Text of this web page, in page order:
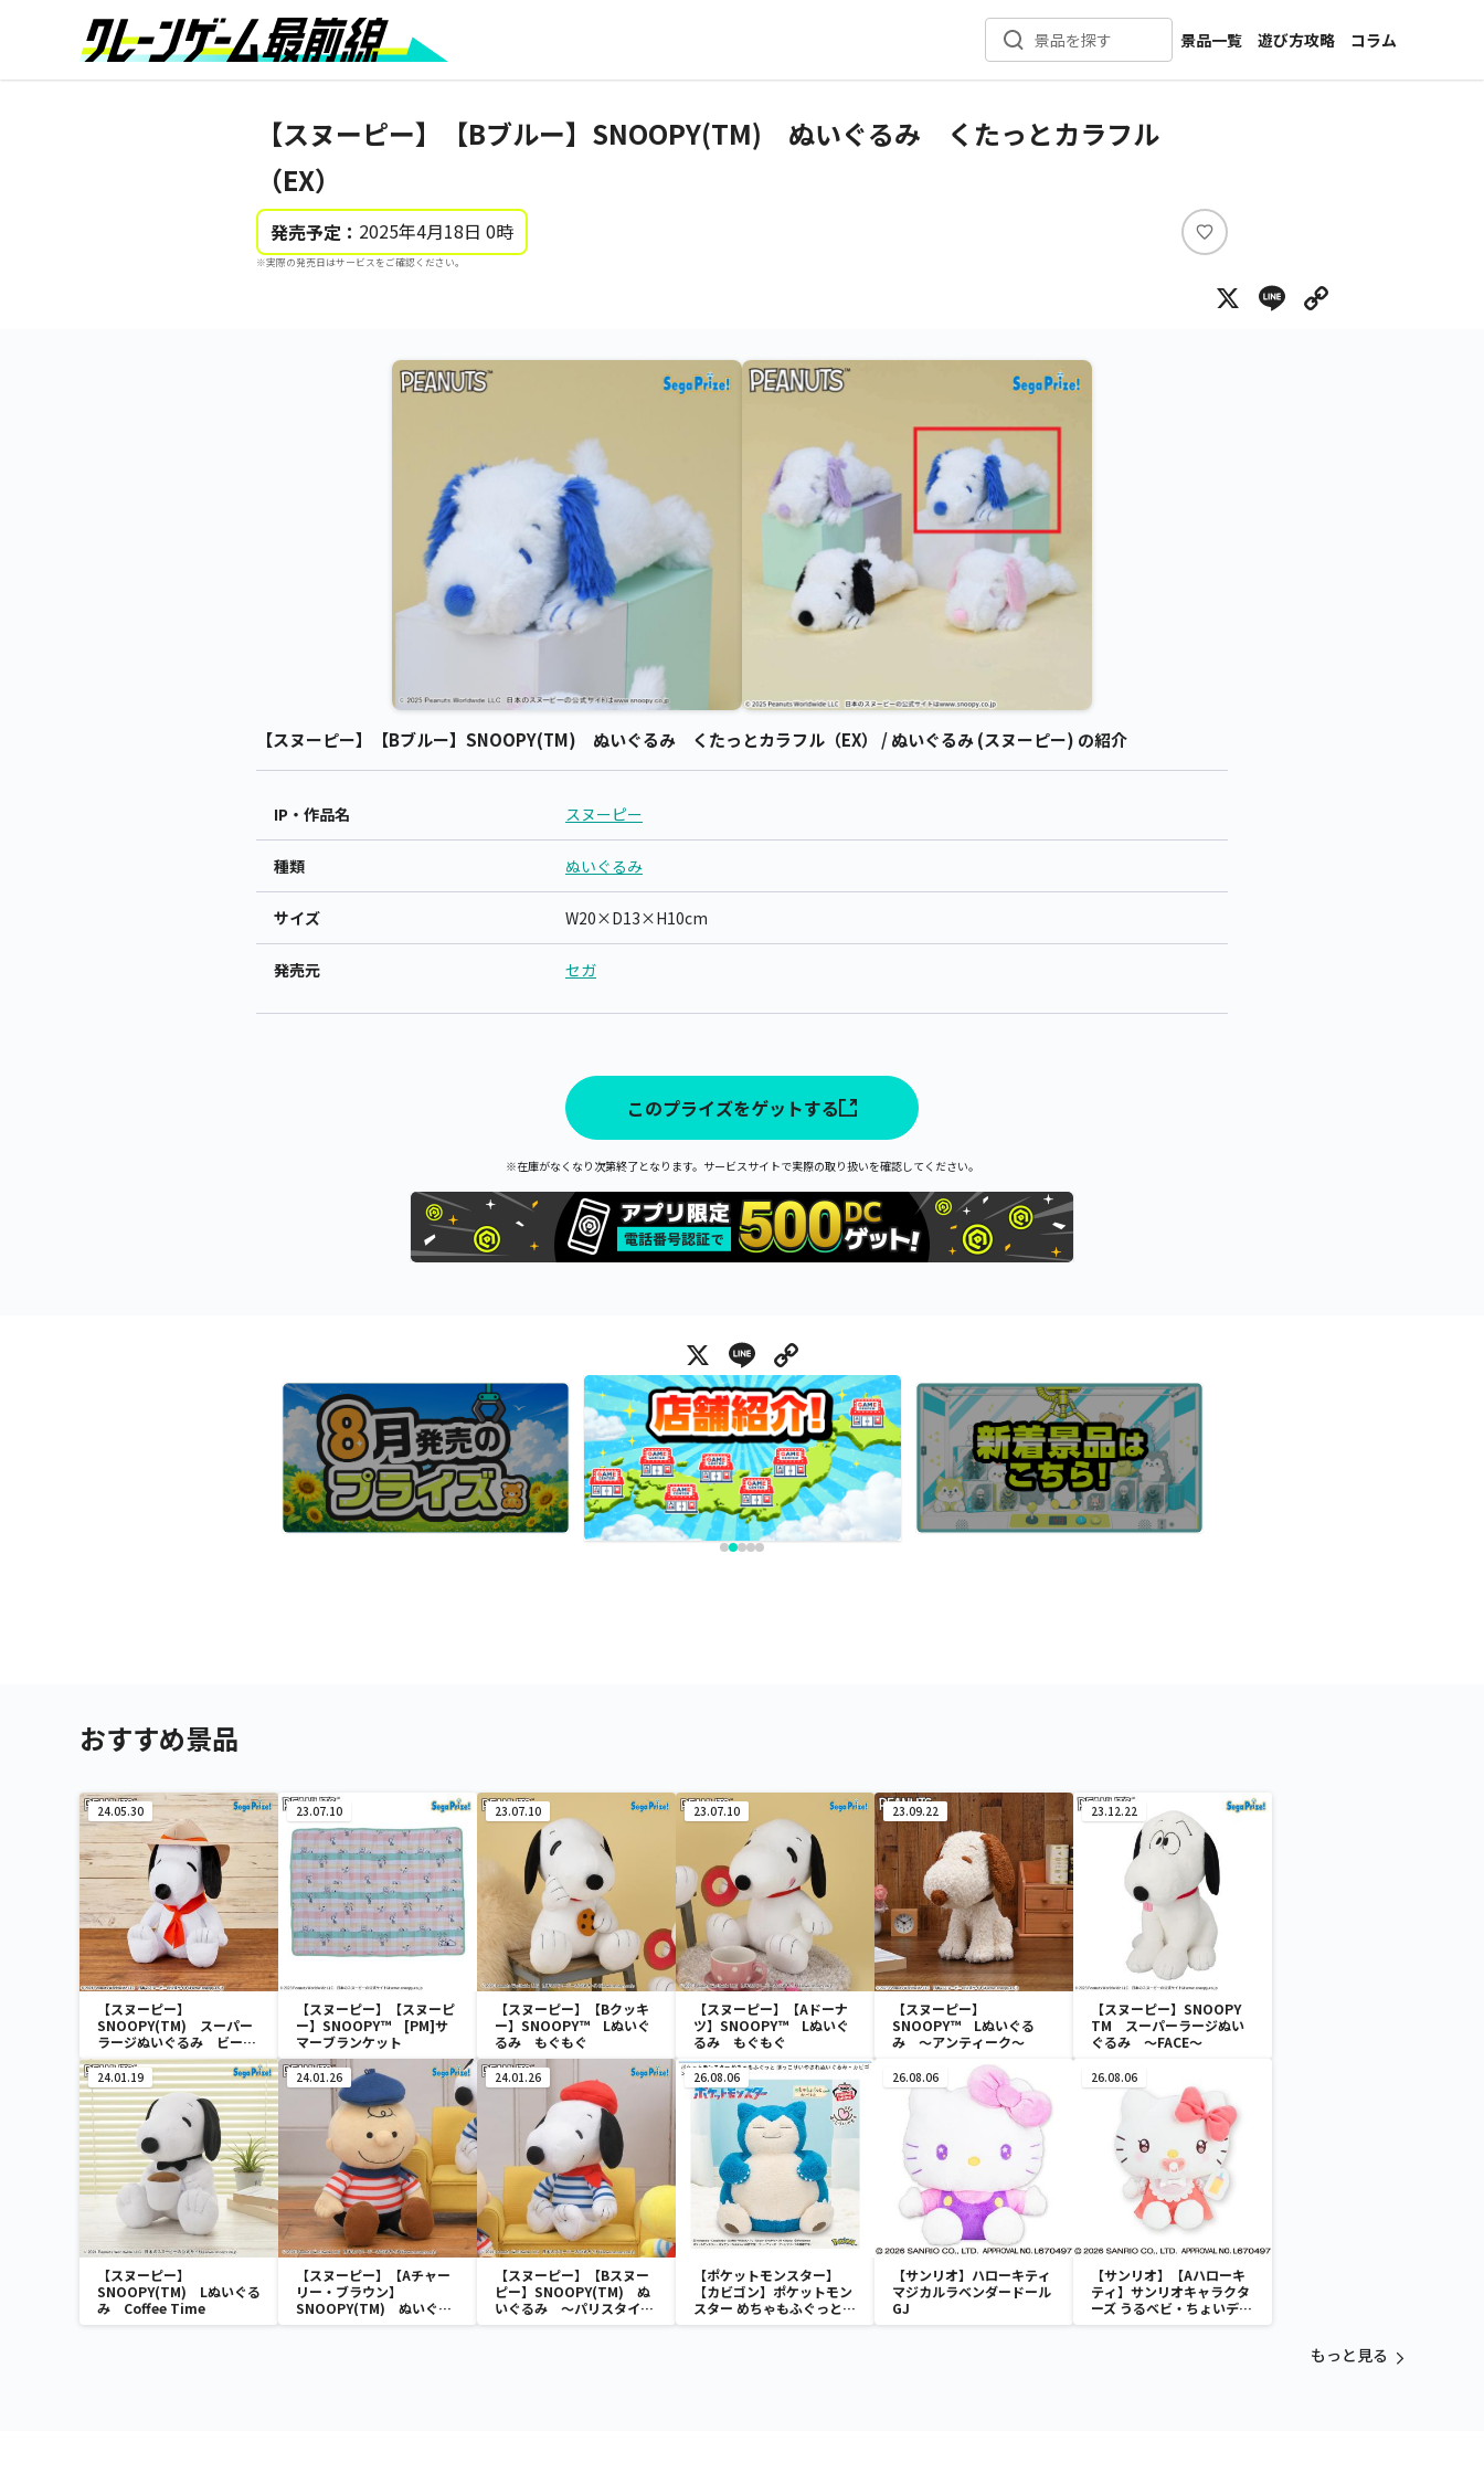
景品を探す
景品一覧
新着景品
遊び方攻略
コラム
インタビュー
【スヌーピー】【Bブルー】SNOOPY(TM) ぬいぐるみ くたっとカラフル
（EX）
発売予定： 2025年4月18日 0時
※実際の発売日はサービスをご確認ください。
い
ね
X Line
【スヌーピー】【Bブルー】SNOOPY(TM) ぬいぐるみ くたっとカラフル（EX） / ぬいぐるみ (スヌーピー) の紹介
IP・作品名 スヌーピー
種類 ぬいぐるみ
サイズ W20×D13×H10cm
発売元 セガ
このプライズをゲットする
※在庫がなくなり次第終了となります。サービスサイトで実際の取り扱いを確認してください。
X Line
おすすめ景品
24.05.30
【スヌーピー】
SNOOPY(TM) スーパー
ラージぬいぐるみ ビーグ
ル・スカウト
23.07.10
【スヌーピー】【スヌーピ
ー】SNOOPY™ [PM]サ
マーブランケット
23.07.10
【スヌーピー】【Bクッキ
ー】SNOOPY™ Lぬいぐ
るみ もぐもぐ
23.07.10
【スヌーピー】【Aドーナ
ツ】SNOOPY™ Lぬいぐ
るみ もぐもぐ
23.09.22
【スヌーピー】
SNOOPY™ Lぬいぐる
み ～アンティーク～
23.12.22
【スヌーピー】SNOOPY
TM スーパーラージぬい
ぐるみ ～FACE～
24.01.19
【スヌーピー】
SNOOPY(TM) Lぬいぐる
み Coffee Time
24.01.26
【スヌーピー】【Aチャー
リー・ブラウン】
SNOOPY(TM) ぬいぐる
み ～パリスタイル～
24.01.26
【スヌーピー】【Bスヌー
ピー】SNOOPY(TM) ぬ
いぐるみ ～パリスタイル
～
26.08.06
【ポケットモンスター】
【カビゴン】ポケットモン
スター めちゃもふぐっと
ほっこりいやされぬいぐる
26.08.06
【サンリオ】ハローキティ
マジカルラベンダードール
GJ
26.08.06
【サンリオ】【Aハローキ
ティ】サンリオキャラクタ
ーズ うるベビ・ちょいデカ
ドール
もっと見る